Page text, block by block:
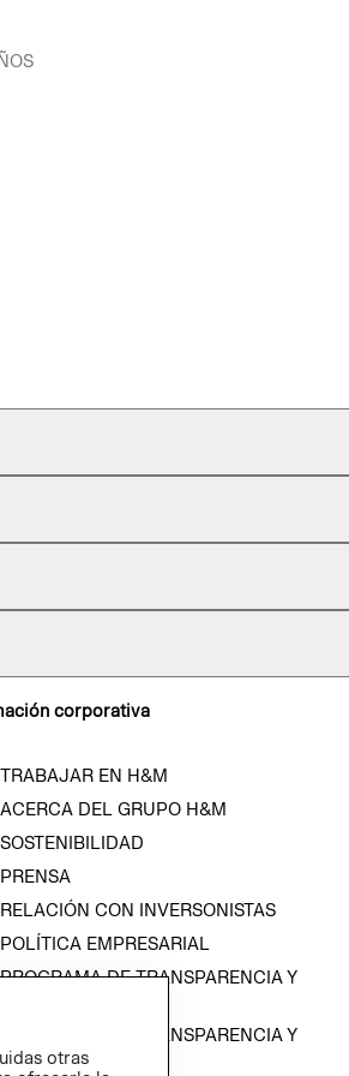
corporativa
TRABAJAR EN H&M
ACERCA DEL GRUPO H&M
SOSTENIBILIDAD
PRENSA
RELACIÓN CON INVERSONISTAS
POLÍTICA EMPRESARIAL
PROGRAMA DE TRANSPARENCIA Y
PROGRAMA DE TRANSPARENCIA Y
ÉTICA (INGLÉS)
otras